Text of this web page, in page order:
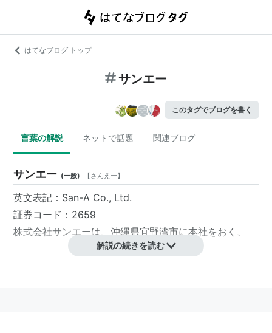
はてなブログ トップ
サンエー
このタグでブログを書く
言葉の解説 ネットで話題 関連ブログ
サンエー (一般) 【さんえー】
英文表記：San-A Co., Ltd.
証券コード：2659
株式会社サンエーは、沖縄県宜野湾市に本社をおく、
解説の続きを読む